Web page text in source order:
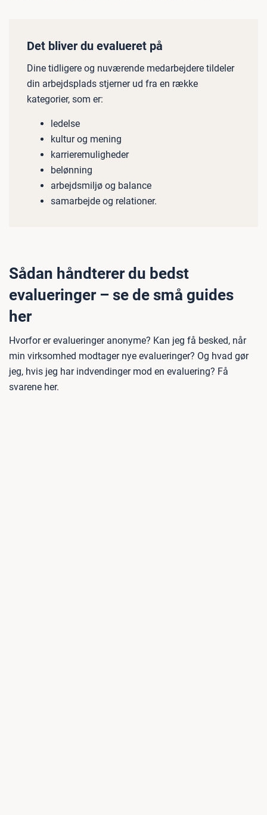
Det bliver du evalueret på
Dine tidligere og nuværende medarbejdere tildeler
din arbejdsplads stjerner ud fra en række
kategorier, som er:
ledelse
kultur og mening
karrieremuligheder
belønning
arbejdsmiljø og balance
samarbejde og relationer.
Sådan håndterer du bedst
evalueringer – se de små guides
her
Hvorfor er evalueringer anonyme? Kan jeg få besked, når
min virksomhed modtager nye evalueringer? Og hvad gør
jeg, hvis jeg har indvendinger mod en evaluering? Få
svarene her.